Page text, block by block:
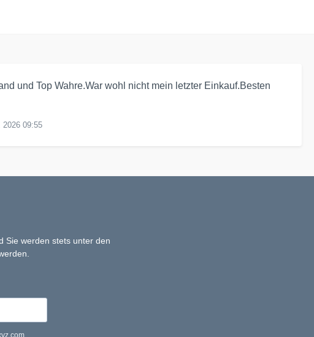
und Top Wahre.War wohl nicht mein letzter Einkauf.Besten
2026 09:55
Sie werden stets unter den